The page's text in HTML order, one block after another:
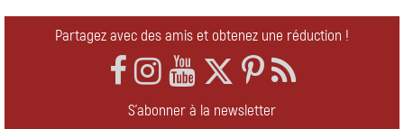
Partagez avec des amis et obtenez une réduction !
S'abonner à la newsletter